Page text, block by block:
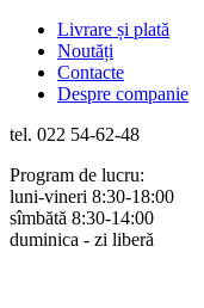
Livrare și plată
Noutăți
Contacte
Despre companie
tel. 022 54-62-48
Program de lucru:
luni-vineri 8:30-18:00
sîmbătă 8:30-14:00
duminica - zi liberă